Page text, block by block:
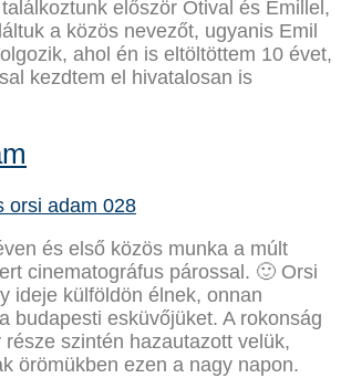
először Otival és Emillel,
a közös nevezőt, ugyanis Emil
ahol én is eltöltöttem 10 évet,
kezdtem el hivatalosan is
és első közös munka a múlt
cinematográfus párossal. 🙂 Orsi
ideje külföldön élnek, onnan
budapesti esküvőjüket. A rokonság
szintén hazautazott velük,
örömükben ezen a nagy napon.